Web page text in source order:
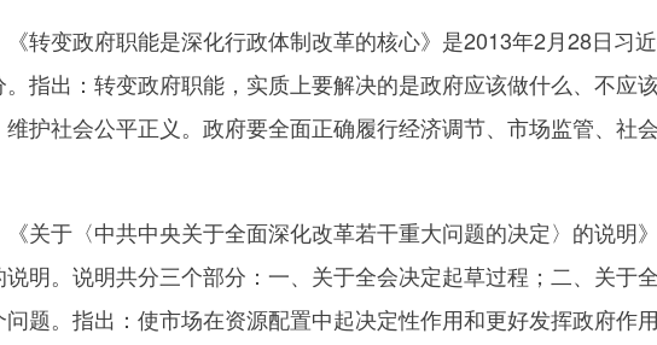
变政府职能是深化行政体制改革的核心》是2013年2月28日习
。指出：转变政府职能，实质上要解决的是政府应该做什么、不应
维护社会公平正义。政府要全面正确履行经济调节、市场监管、社
于〈中共中央关于全面深化改革若干重大问题的决定〉的说明
说明。说明共分三个部分：一、关于全会决定起草过程；二、关于
问题。指出：使市场在资源配置中起决定性作用和更好发挥政府